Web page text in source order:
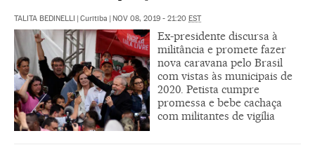
TALITA BEDINELLI | Curitiba | NOV 08, 2019 - 21:20 EST
Ex-presidente discursa à
militância e promete fazer
nova caravana pelo Brasil
com vistas às municipais de
2020. Petista cumpre
promessa e bebe cachaça
com militantes de vigília